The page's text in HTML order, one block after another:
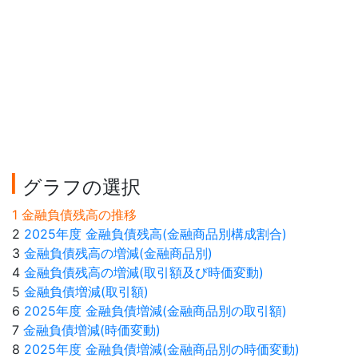
グラフの選択
1 金融負債残高の推移
2 2025年度 金融負債残高(金融商品別構成割合)
3 金融負債残高の増減(金融商品別)
4 金融負債残高の増減(取引額及び時価変動)
5 金融負債増減(取引額)
6 2025年度 金融負債増減(金融商品別の取引額)
7 金融負債増減(時価変動)
8 2025年度 金融負債増減(金融商品別の時価変動)